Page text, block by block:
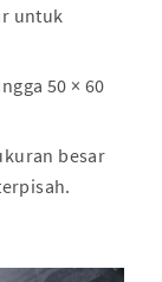
untuk
50 × 60
besar